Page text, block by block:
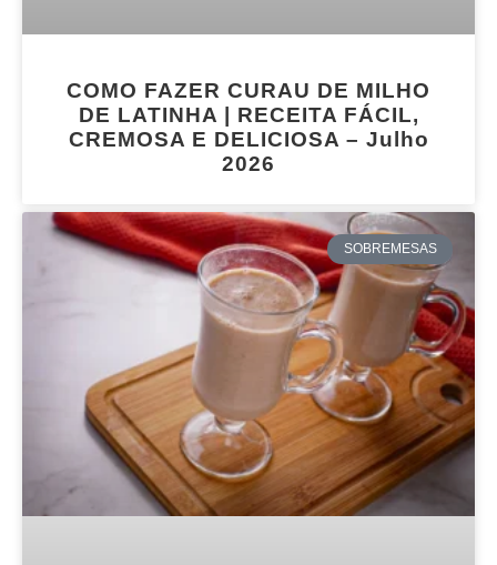
COMO FAZER CURAU DE MILHO
DE LATINHA | RECEITA FÁCIL,
CREMOSA E DELICIOSA – Julho
2026
SOBREMESAS